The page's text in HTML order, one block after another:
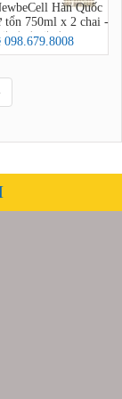
Hàn Quốc
tổn 750ml x 2 chai -
미지 케어
098.679.8008